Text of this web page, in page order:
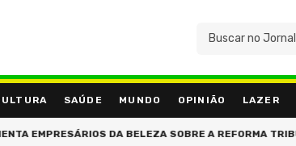
SAÚDE MUNDO OPINIÃO LAZER
DA BELEZA SOBRE A REFORMA TRIBUTÁRIA